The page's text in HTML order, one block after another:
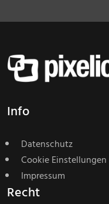
Info
Datenschutz
Cookie Einstellungen
Impressum
Recht